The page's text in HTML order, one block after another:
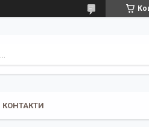
КОНТАКТИ